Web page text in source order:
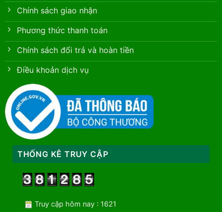
Chính sách giao nhận
Phương thức thanh toán
Chính sách đổi trả và hoàn tiền
Điều khoản dịch vụ
THỐNG KÊ TRUY CẬP
Truy cập hôm nay : 1621